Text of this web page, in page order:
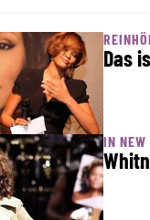
Das
IN NEW